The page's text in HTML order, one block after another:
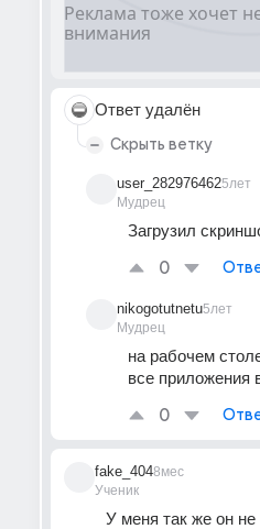
Ответ удалён
Скрыть ветку
user_282976462
Мудрец
5лет
Загрузил
0
nikogotutnetu
Мудрец
5лет
на рабочем
все приложения
0
fake_404
Ученик
8мес
У меня так же он не